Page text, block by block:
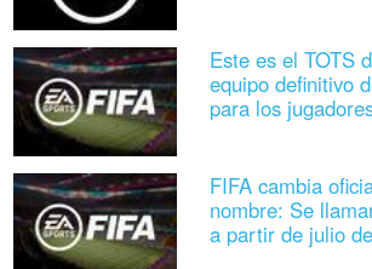
Este es el TOTS
equipo definitivo
para los
FIFA cambia
nombre: Se
a partir de julio